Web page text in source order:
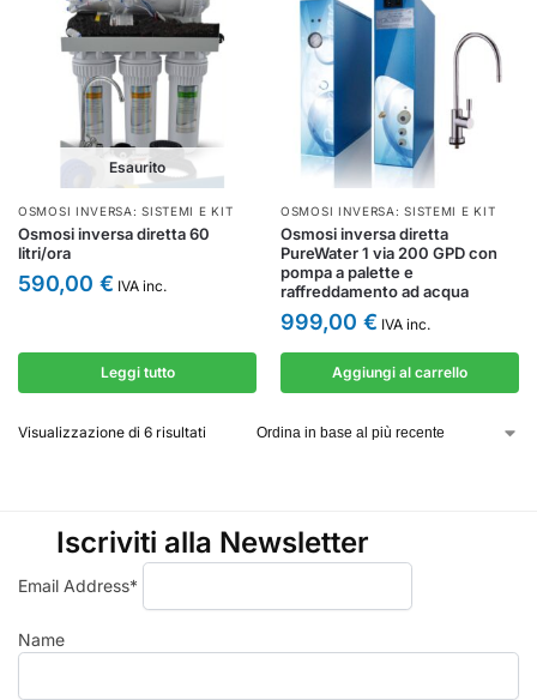
Esaurito
OSMOSI INVERSA: SISTEMI E KIT
Osmosi inversa diretta 60
litri/ora
590,00 € IVA inc.
Leggi tutto
OSMOSI INVERSA: SISTEMI E KIT
Osmosi inversa diretta
PureWater 1 via 200 GPD con
pompa a palette e
raffreddamento ad acqua
999,00 € IVA inc.
Aggiungi al carrello
Visualizzazione di 6 risultati
Iscriviti alla Newsletter
Email Address*
Name